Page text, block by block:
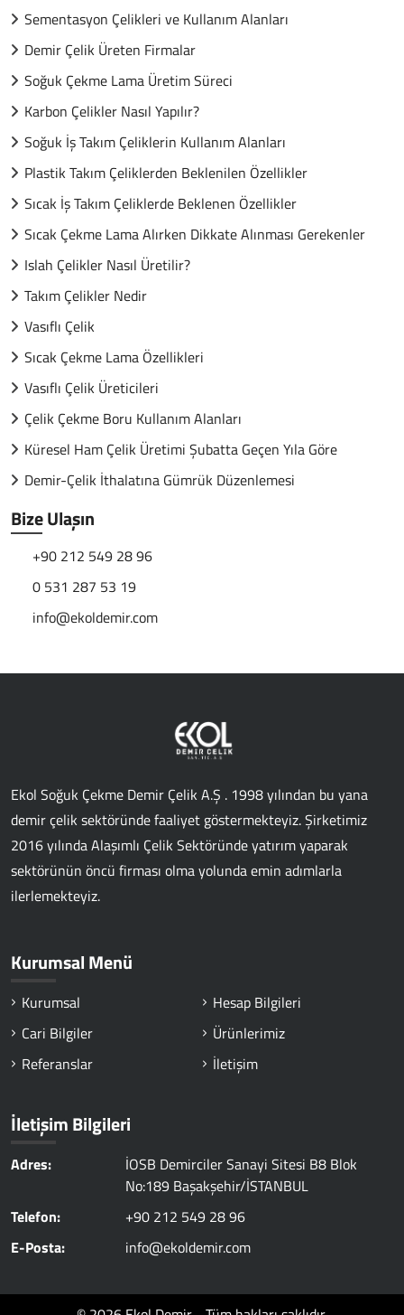
Sementasyon Çelikleri ve Kullanım Alanları
Demir Çelik Üreten Firmalar
Soğuk Çekme Lama Üretim Süreci
Karbon Çelikler Nasıl Yapılır?
Soğuk İş Takım Çeliklerin Kullanım Alanları
Plastik Takım Çeliklerden Beklenilen Özellikler
Sıcak İş Takım Çeliklerde Beklenen Özellikler
Sıcak Çekme Lama Alırken Dikkate Alınması Gerekenler
Islah Çelikler Nasıl Üretilir?
Takım Çelikler Nedir
Vasıflı Çelik
Sıcak Çekme Lama Özellikleri
Vasıflı Çelik Üreticileri
Çelik Çekme Boru Kullanım Alanları
Küresel Ham Çelik Üretimi Şubatta Geçen Yıla Göre
Demir-Çelik İthalatına Gümrük Düzenlemesi
Bize Ulaşın
+90 212 549 28 96
0 531 287 53 19
info@ekoldemir.com
Ekol Soğuk Çekme Demir Çelik A.Ş . 1998 yılından bu yana
demir çelik sektöründe faaliyet göstermekteyiz. Şirketimiz
2016 yılında Alaşımlı Çelik Sektöründe yatırım yaparak
sektörünün öncü firması olma yolunda emin adımlarla
ilerlemekteyiz.
Kurumsal Menü
Kurumsal
Hesap Bilgileri
Cari Bilgiler
Ürünlerimiz
Referanslar
İletişim
İletişim Bilgileri
Adres:
İOSB Demirciler Sanayi Sitesi B8 Blok
No:189 Başakşehir/İSTANBUL
Telefon:
+90 212 549 28 96
E-Posta:
info@ekoldemir.com